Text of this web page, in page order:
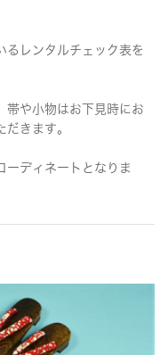
レンタルチェック表を
帯や小物はお下見時にお
きます。
ディネートとなりま